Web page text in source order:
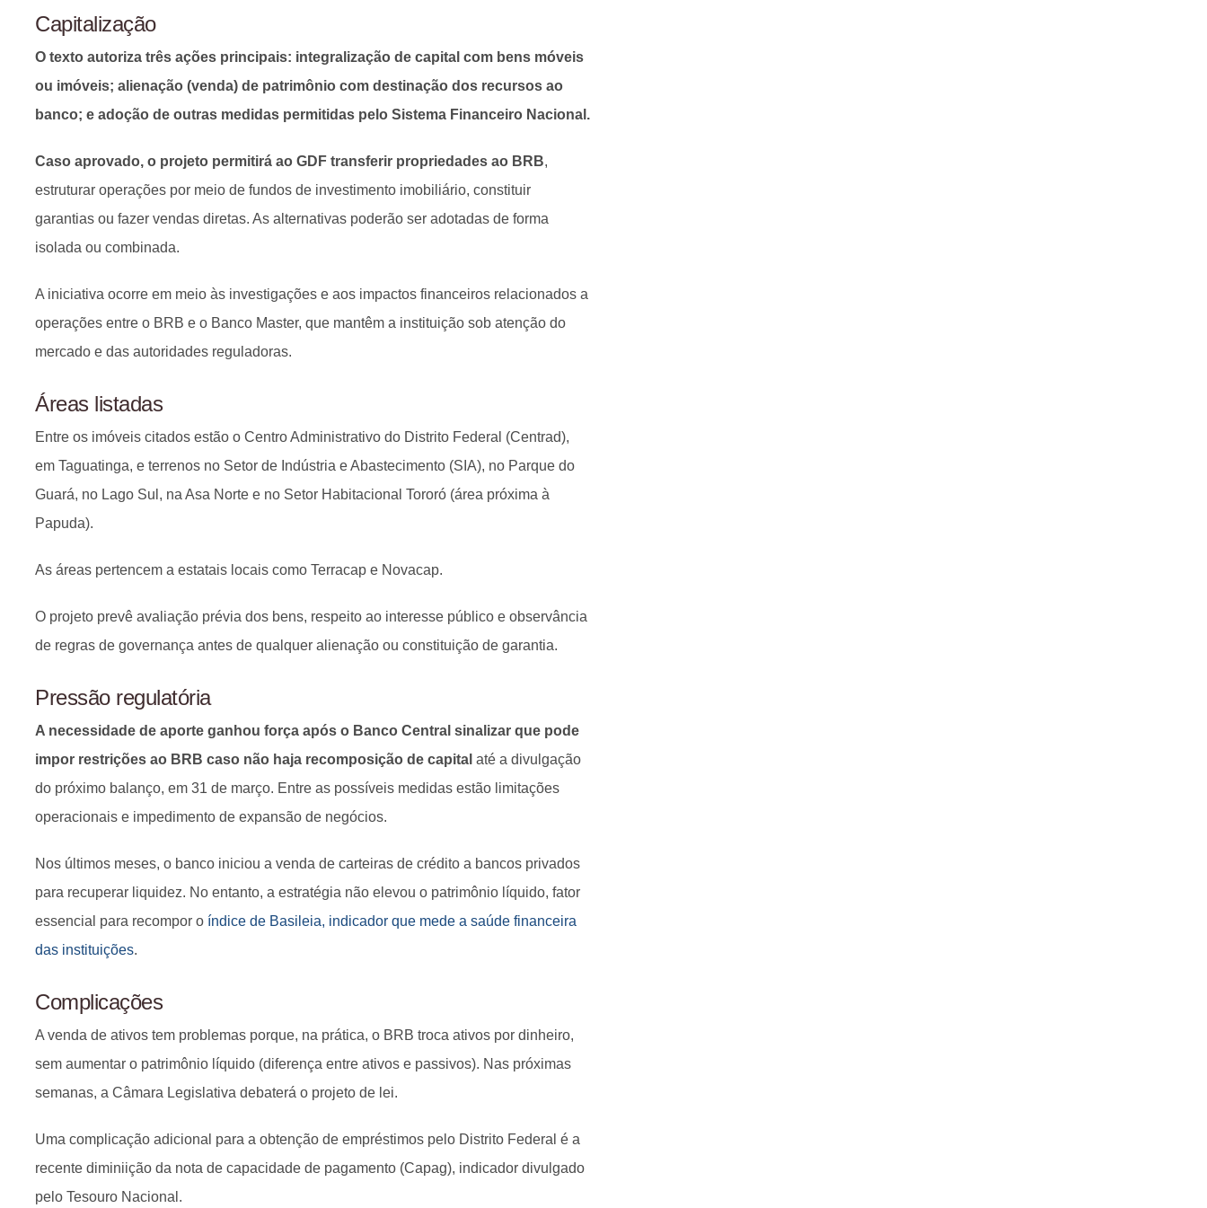
Capitalização
O texto autoriza três ações principais: integralização de capital com bens móveis
ou imóveis; alienação (venda) de patrimônio com destinação dos recursos ao
banco; e adoção de outras medidas permitidas pelo Sistema Financeiro Nacional.
Caso aprovado, o projeto permitirá ao GDF transferir propriedades ao BRB,
estruturar operações por meio de fundos de investimento imobiliário, constituir
garantias ou fazer vendas diretas. As alternativas poderão ser adotadas de forma
isolada ou combinada.
A iniciativa ocorre em meio às investigações e aos impactos financeiros relacionados a
operações entre o BRB e o Banco Master, que mantêm a instituição sob atenção do
mercado e das autoridades reguladoras.
Áreas listadas
Entre os imóveis citados estão o Centro Administrativo do Distrito Federal (Centrad),
em Taguatinga, e terrenos no Setor de Indústria e Abastecimento (SIA), no Parque do
Guará, no Lago Sul, na Asa Norte e no Setor Habitacional Tororó (área próxima à
Papuda).
As áreas pertencem a estatais locais como Terracap e Novacap.
O projeto prevê avaliação prévia dos bens, respeito ao interesse público e observância
de regras de governança antes de qualquer alienação ou constituição de garantia.
Pressão regulatória
A necessidade de aporte ganhou força após o Banco Central sinalizar que pode
impor restrições ao BRB caso não haja recomposição de capital até a divulgação
do próximo balanço, em 31 de março. Entre as possíveis medidas estão limitações
operacionais e impedimento de expansão de negócios.
Nos últimos meses, o banco iniciou a venda de carteiras de crédito a bancos privados
para recuperar liquidez. No entanto, a estratégia não elevou o patrimônio líquido, fator
essencial para recompor o índice de Basileia, indicador que mede a saúde financeira
das instituições.
Complicações
A venda de ativos tem problemas porque, na prática, o BRB troca ativos por dinheiro,
sem aumentar o patrimônio líquido (diferença entre ativos e passivos). Nas próximas
semanas, a Câmara Legislativa debaterá o projeto de lei.
Uma complicação adicional para a obtenção de empréstimos pelo Distrito Federal é a
recente diminiição da nota de capacidade de pagamento (Capag), indicador divulgado
pelo Tesouro Nacional.